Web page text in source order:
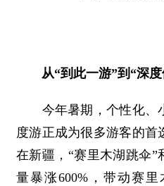
从“到此一游”到“深度
今年暑期，个性化、
度游正成为很多游客的首
在新疆，“赛里木湖跳伞”
量暴涨600%，带动赛